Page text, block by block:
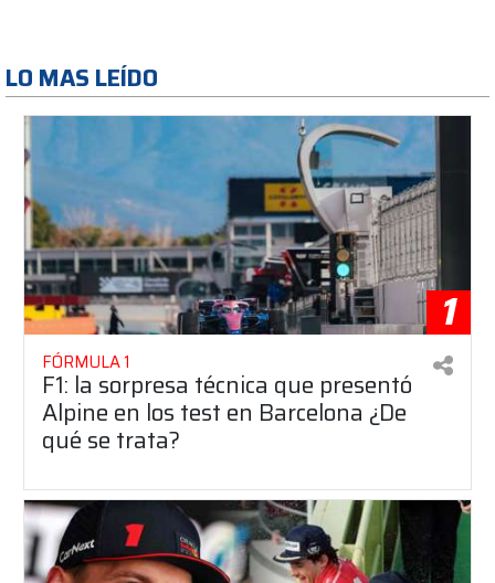
LO MAS LEÍDO
1
FÓRMULA 1
F1: la sorpresa técnica que presentó
Alpine en los test en Barcelona ¿De
qué se trata?